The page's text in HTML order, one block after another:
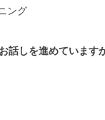
ング
話しを進めています